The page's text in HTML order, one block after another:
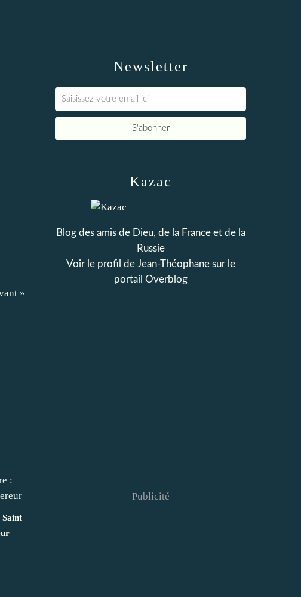
»
Saint
Newsletter
Kazac
Blog des amis de Dieu, de la France et de la
Russie
Voir le profil de Jean-Théophanesur le
portail Overblog
Publicité